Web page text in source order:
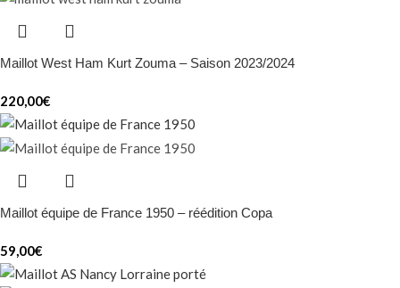
Maillot West Ham Kurt Zouma – Saison 2023/2024
220,00€
Maillot équipe de France 1950 – réédition Copa
59,00€